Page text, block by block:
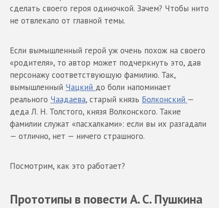
сделать своего героя одиночкой. Зачем? Чтобы нито
не отвлекало от главной темы.
Если вымышленный герой уж очень похож на своего
«родителя», то автор может подчеркнуть это, дав
персонажу соответствующую фамилию. Так,
вымышленный Чацкий до боли напоминает
реального Чаадаева, старый князь Болконский —
деда Л. Н. Толстого, князя Волконского. Такие
фамилии служат «пасхалками»: если вы их разгадали
— отлично, нет — ничего страшного.
Посмотрим, как это работает?
Прототипы в повести А. С. Пушкина